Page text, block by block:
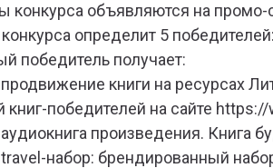
конкурса объявляются на
определит 5
победитель получает:
книги на ресурсах
книг-победителей на сайте
произведения. Книга
набор: брендированный